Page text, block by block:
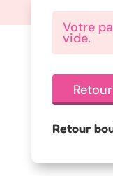
Votre
vide.
Retour